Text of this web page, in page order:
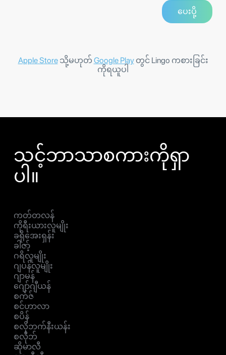
Apple Storeသို့မဟုတ် Google Playတွင် Lingo ကစားခြင်း
ကိုရယူပါ
သင့်ဘာသာစကားကိုရှာ
ပါ။
ကတ်တလန်
ကိုရီးယားလူမျိုး
ခရိုအေးရှန်း
ခါဇာ့်
ဂရိလူမျိုး
ဂျပန်လူမျိုး
ဂျာမန်
ဂျော်ဂျီယန်
စက်ဇ်
စင်ဟာလာ
စပိန်
စလိုဘက်နီးယန်း
စလိုဘ်
ဆိုမာလီ